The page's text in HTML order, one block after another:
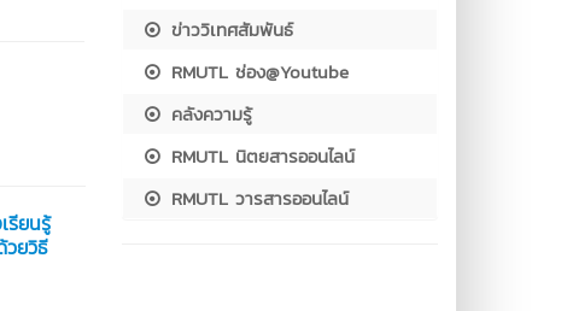
รียนรู้
วยวิธี
ข่าววิเทศสัมพันธ์
RMUTL ช่อง@Youtube
คลังความรู้
RMUTL นิตยสารออนไลน์
RMUTL วารสารออนไลน์